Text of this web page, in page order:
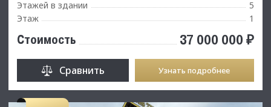
Этажей в здании
5
Этаж
1
Стоимость 37 000 000 ₽
Сравнить Узнать подробнее